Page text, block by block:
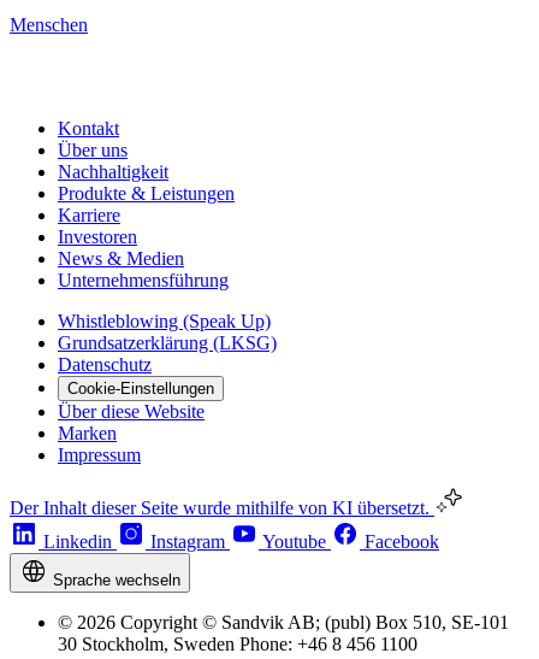
Menschen
Kontakt
Über uns
Nachhaltigkeit
Produkte & Leistungen
Karriere
Investoren
News & Medien
Unternehmensführung
Whistleblowing (Speak Up)
Grundsatzerklärung (LKSG)
Datenschutz
Cookie-Einstellungen
Über diese Website
Marken
Impressum
Der Inhalt dieser Seite wurde mithilfe von KI übersetzt.
Linkedin
Instagram Youtube Facebook
Sprache wechseln
© 2026 Copyright © Sandvik AB; (publ) Box 510, SE-101
30 Stockholm, Sweden Phone: +46 8 456 1100